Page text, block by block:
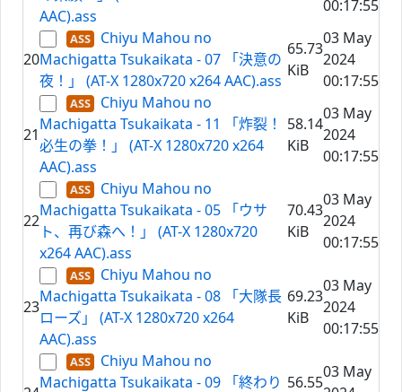
AAC).ass
00:17:55
20
Chiyu Mahou no
Machigatta Tsukaikata - 07 「決意の
夜！」 (AT-X 1280x720 x264 AAC).ass
65.73
KiB
03 May
2024
00:17:55
21
Chiyu Mahou no
Machigatta Tsukaikata - 11 「炸裂！
必生の拳！」 (AT-X 1280x720 x264
AAC).ass
58.14
KiB
03 May
2024
00:17:55
22
Chiyu Mahou no
Machigatta Tsukaikata - 05 「ウサ
ト、再び森へ！」 (AT-X 1280x720
x264 AAC).ass
70.43
KiB
03 May
2024
00:17:55
23
Chiyu Mahou no
Machigatta Tsukaikata - 08 「大隊長
ローズ」 (AT-X 1280x720 x264
AAC).ass
69.23
KiB
03 May
2024
00:17:55
Chiyu Mahou no
Machigatta Tsukaikata - 09 「終わり 56.55
03 May